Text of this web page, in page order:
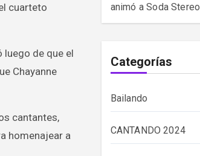
cuarteto
de que el
Chayanne
cantantes,
homenajear a
animó a Soda Stereo
Categorías
Bailando
CANTANDO 2024